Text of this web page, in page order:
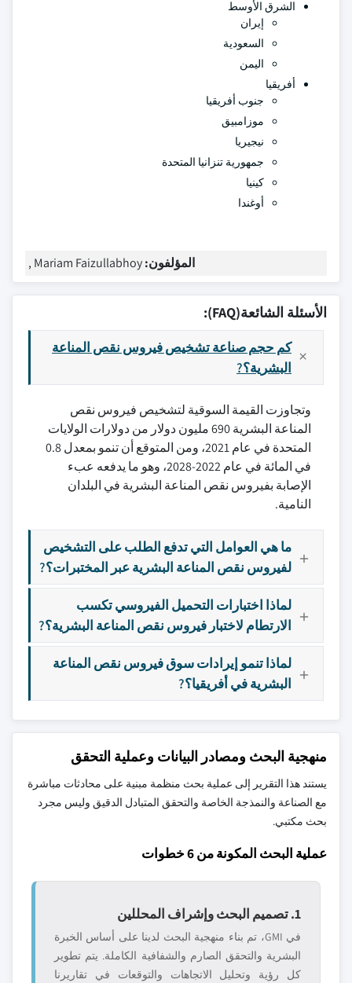
الشرق الأوسط
إيران
السعودية
اليمن
أفريقيا
جنوب أفريقيا
موزامبيق
نيجيريا
جمهورية تنزانيا المتحدة
كينيا
أوغندا
المؤلفون:Mariam Faizullabhoy ,
الأسئلة الشائعة(FAQ):
كم حجم صناعة تشخيص فيروس نقص المناعة
البشرية؟?
وتجاوزت القيمة السوقية لتشخيص فيروس نقص
المناعة البشرية 690 مليون دولار من دولارات الولايات
المتحدة في عام 2021، ومن المتوقع أن تنمو بمعدل 0.8
في المائة في عام 2022-2028، وهو ما يدفعه عبء
الإصابة بفيروس نقص المناعة البشرية في البلدان
النامية.
ما هي العوامل التي تدفع الطلب على التشخيص
لفيروس نقص المناعة البشرية عبر المختبرات؟?
لماذا اختبارات التحميل الفيروسي تكسب
الارتطام لاختبار فيروس نقص المناعة البشرية؟?
لماذا تنمو إيرادات سوق فيروس نقص المناعة
البشرية في أفريقيا؟?
منهجية البحث ومصادر البيانات وعملية التحقق
يستند هذا التقرير إلى عملية بحث منظمة مبنية على محادثات مباشرة
مع الصناعة والنمذجة الخاصة والتحقق المتبادل الدقيق وليس مجرد
بحث مكتبي.
عملية البحث المكونة من 6 خطوات
1. تصميم البحث وإشراف المحللين
في GMI، تم بناء منهجية البحث لدينا على أساس الخبرة
البشرية والتحقق الصارم والشفافية الكاملة. يتم تطوير
كل رؤية وتحليل الاتجاهات والتوقعات في تقاريرنا